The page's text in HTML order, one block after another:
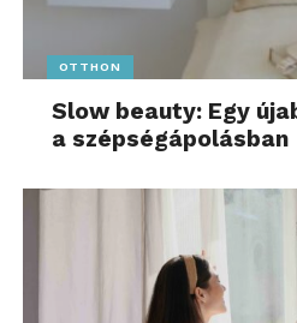
OTTHON
Slow beauty: Egy
a szépségápolásban